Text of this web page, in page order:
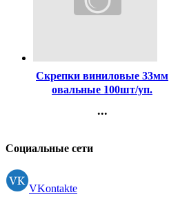
Скрепки виниловые 33мм
овальные 100шт/уп.
арт.4135325
...
Регистрация
Социальные сети
VKontakte